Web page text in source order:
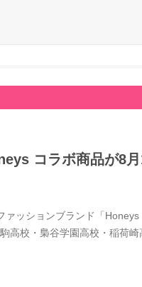
コラボ商品が8
ァッションブランド「
高校・梟谷学園高校・稲荷